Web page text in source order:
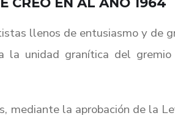
llenos de entusiasmo y de
la unidad granítica del
mediante la aprobación de la